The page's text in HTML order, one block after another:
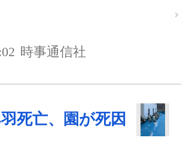
時事通信社
死亡、園が死因